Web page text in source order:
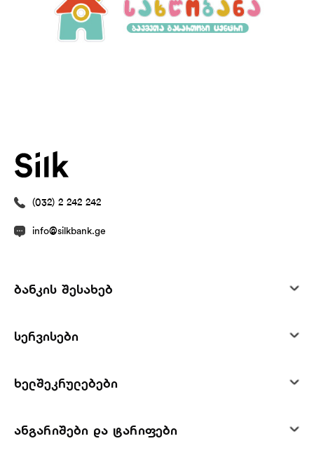
(032) 2 242 242
info@silkbank.ge
ბანკის შესახებ
სერვისები
ხელშეკრულებები
ანგარიშები და ტარიფები